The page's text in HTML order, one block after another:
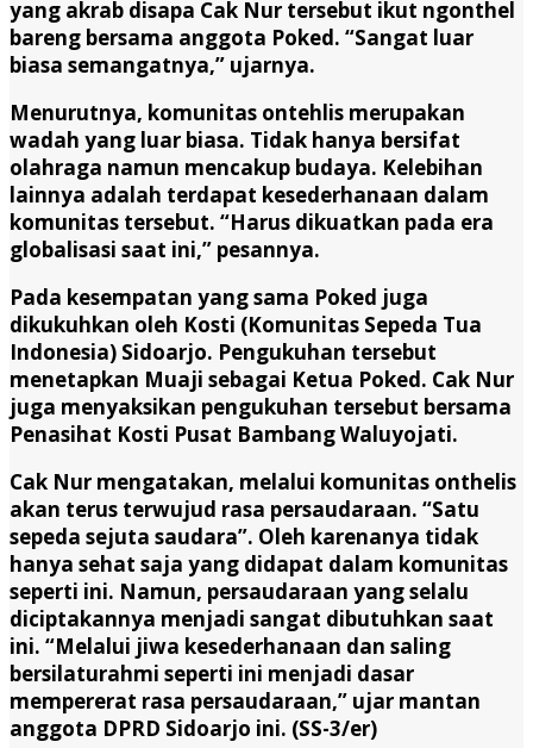
yang akrab disapa Cak Nur tersebut ikut ngonthel
bareng bersama anggota Poked. “Sangat luar
biasa semangatnya,” ujarnya.
Menurutnya, komunitas ontehlis merupakan
wadah yang luar biasa. Tidak hanya bersifat
olahraga namun mencakup budaya. Kelebihan
lainnya adalah terdapat kesederhanaan dalam
komunitas tersebut. “Harus dikuatkan pada era
globalisasi saat ini,” pesannya.
Pada kesempatan yang sama Poked juga
dikukuhkan oleh Kosti (Komunitas Sepeda Tua
Indonesia) Sidoarjo. Pengukuhan tersebut
menetapkan Muaji sebagai Ketua Poked. Cak Nur
juga menyaksikan pengukuhan tersebut bersama
Penasihat Kosti Pusat Bambang Waluyojati.
Cak Nur mengatakan, melalui komunitas onthelis
akan terus terwujud rasa persaudaraan. “Satu
sepeda sejuta saudara”. Oleh karenanya tidak
hanya sehat saja yang didapat dalam komunitas
seperti ini. Namun, persaudaraan yang selalu
diciptakannya menjadi sangat dibutuhkan saat
ini. “Melalui jiwa kesederhanaan dan saling
bersilaturahmi seperti ini menjadi dasar
mempererat rasa persaudaraan,” ujar mantan
anggota DPRD Sidoarjo ini. (SS-3/er)